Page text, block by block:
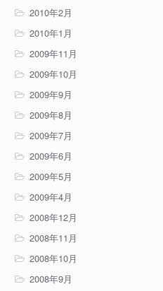
2010年2月
2010年1月
2009年11月
2009年10月
2009年9月
2009年8月
2009年7月
2009年6月
2009年5月
2009年4月
2008年12月
2008年11月
2008年10月
2008年9月